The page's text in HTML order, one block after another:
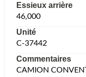
Essieux arrière
46,000
Unité
C-37442
Commentaires
CAMION